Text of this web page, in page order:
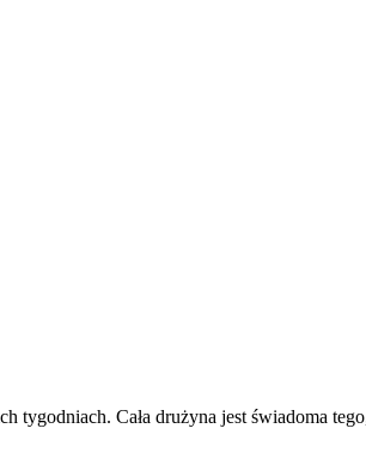
Cała drużyna jest świadoma